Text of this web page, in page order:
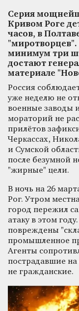
Серия
Кривом Роге
часов, в
минимум три
достают
материале
Россия
уже неделю не
военные заводы
мораторий не
прилётов
Черкассах,
и Сумской
после безумной
"жирные" цели.
В ночь на 26
Рог. Утром
город пережил
атаку в этом
повреждены
промышленное
Агенты
пострадавшие на
не гражданские.